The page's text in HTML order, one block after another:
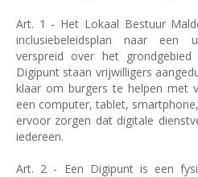
Art. 1 - Het Lokaal Bestuur
inclusiebeleidsplan naar een
verspreid over het
Digipunt staan vrijwilligers
klaar om burgers te helpen met
een computer, tablet,
ervoor zorgen dat digitale
iedereen.
Art. 2 - Een Digipunt is een